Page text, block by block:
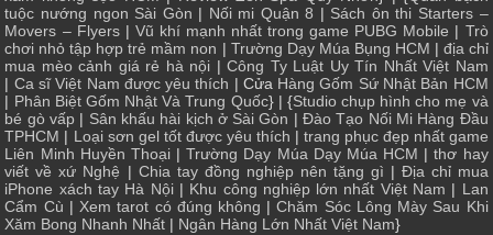
tuộc nướng ngon Sài Gòn | Nối mi Quận 8 | Sách ôn thi Starters –
Movers – Flyers| Vũ khí mạnh nhất trong game PUBG Mobile | Trò
chơi nhỏ tập hợp trẻ mầm non | Trường Dạy Múa Bụng HCM | địa chỉ
mua mèo cảnh giá rẻ hà nội |Công Ty Luật Uy Tín Nhất Việt Nam
| Ca sĩ Việt Nam được yêu thích | Cửa Hàng Gốm Sứ Nhật Bản HCM
| Phân Biệt Gốm Nhật Và Trung Quốc} | {Studio chụp hình cho mẹ và
bé gò vấp | Sân khấu hài kịch ở Sài Gòn |Đào Tạo Nối Mi Hàng Đầu
TPHCM | Loại sơn gel tốt được yêu thích | trang phục đẹp nhất game
Liên Minh Huyền Thoại|Trường Dạy Múa Dạy Múa HCM |thơ hay
viết về xứ Nghệ | Chia tay đồng nghiệp nên tặng gì | Địa chỉ mua
iPhone xách tay Hà Nội| Khu công nghiệp lớn nhất Việt Nam | Lan
Cẩm Cù | Xem tarot có đúng không |Chăm Sóc Lông Mày Sau Khi
Xăm Bong Nhanh Nhất | Ngân Hàng Lớn Nhất Việt Nam}